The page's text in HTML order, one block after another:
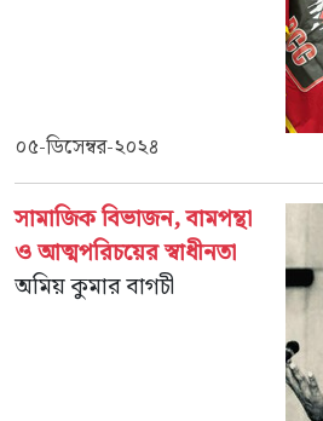
০৫-ডিসেম্বর-২০২৪
সামাজিক বিভাজন, বামপন্থা
ও আত্মপরিচয়ের স্বাধীনতা
অমিয় কুমার বাগচী